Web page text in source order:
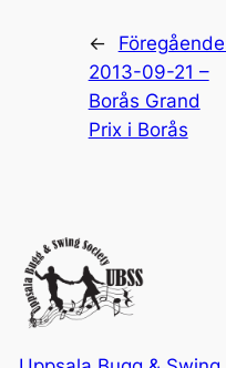
←
2013-09-21 –
Borås Grand
Prix i Borås